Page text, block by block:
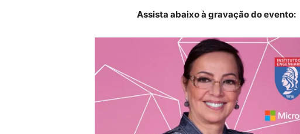
Assista abaixo à gravação do evento: